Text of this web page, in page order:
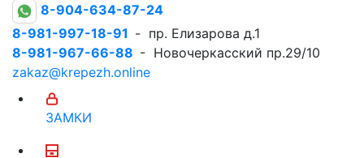
8-904-634-87-24
8-981-997-18-91 - пр. Елизарова д.1
8-981-967-66-88 - Новочеркасский пр.29/10
zakaz@krepezh.online
ЗАМКИ